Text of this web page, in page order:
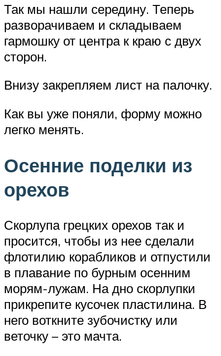
Так мы нашли середину. Теперь
разворачиваем и складываем
гармошку от центра к краю с двух
сторон.
Внизу закрепляем лист на палочку.
Как вы уже поняли, форму можно
легко менять.
Осенние поделки из
орехов
Скорлупа грецких орехов так и
просится, чтобы из нее сделали
флотилию корабликов и отпустили
в плавание по бурным осенним
морям-лужам. На дно скорлупки
прикрепите кусочек пластилина. В
него воткните зубочистку или
веточку – это мачта.